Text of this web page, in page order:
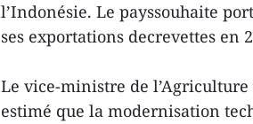
l’Indonésie. Le payssouhaite
ses exportations decrevettes en
Le vice-ministre de
estimé que la modernisation